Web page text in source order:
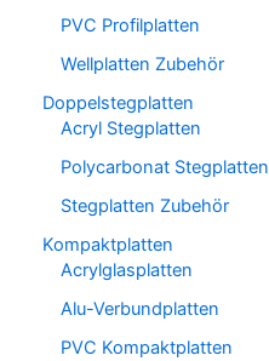
PVC Profilplatten
Wellplatten Zubehör
Doppelstegplatten
Acryl Stegplatten
Polycarbonat Stegplatten
Stegplatten Zubehör
Kompaktplatten
Acrylglasplatten
Alu-Verbundplatten
PVC Kompaktplatten